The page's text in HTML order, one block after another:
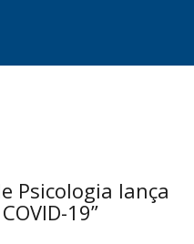
Psicologia lança
19”